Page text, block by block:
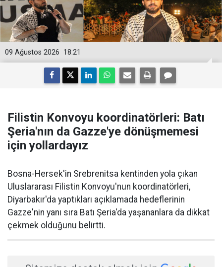
18:21
09 Ağustos 2026
Filistin Konvoyu koordinatörleri: Batı
Şeria'nın da Gazze'ye dönüşmemesi
için yollardayız
Bosna-Hersek'in Srebrenitsa kentinden yola çıkan
Uluslararası Filistin Konvoyu'nun koordinatörleri,
Diyarbakır'da yaptıkları açıklamada hedeflerinin
Gazze'nin yanı sıra Batı Şeria'da yaşananlara da dikkat
çekmek olduğunu belirtti.